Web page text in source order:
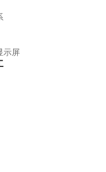
示屏